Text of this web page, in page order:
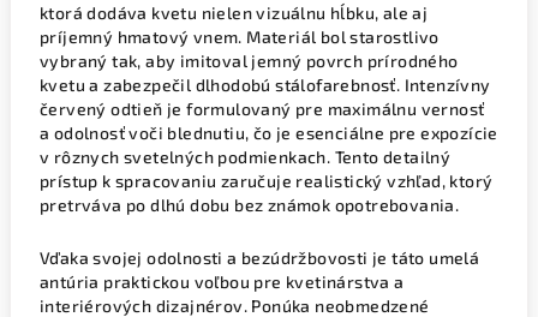
ktorá dodáva kvetu nielen vizuálnu hĺbku, ale aj
príjemný hmatový vnem. Materiál bol starostlivo
vybraný tak, aby imitoval jemný povrch prírodného
kvetu a zabezpečil dlhodobú stálofarebnosť. Intenzívny
červený odtieň je formulovaný pre maximálnu vernosť
a odolnosť voči blednutiu, čo je esenciálne pre expozície
v rôznych svetelných podmienkach. Tento detailný
prístup k spracovaniu zaručuje realistický vzhľad, ktorý
pretrváva po dlhú dobu bez známok opotrebovania.
Vďaka svojej odolnosti a bezúdržbovosti je táto umelá
antúria praktickou voľbou pre kvetinárstva a
interiérových dizajnérov. Ponúka neobmedzené